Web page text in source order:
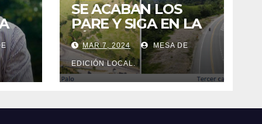
LA
SE ACABAN LOS
PARE Y SIGA EN LA
VÍA MANIZALES-
MEDELLÍN.
MAR 7, 2024 MESA DE
EDICIÓN LOCAL.